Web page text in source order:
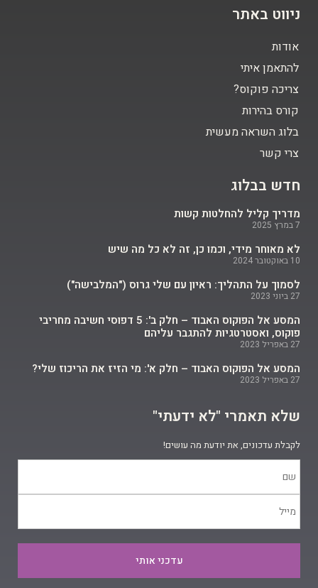
ניווט באתר
אודות
להתאמן איתי
צריכה פוקוס?
קורס בהירות
בלוג השראה מעשית
צרי קשר
חדש בבלוג
מדריך קליל להחלטות קשות
7 במרץ 2025
לא מאוחר מידי, וכמו כן, זה לא כל מה שיש
10 באוקטובר 2024
לסמוך על התהליך: ראיון עם שלי גרוס ("המלבישה")
27 ביוני 2023
המסע אל הפוקוס האבוד – חלק ב': 5 דפוסי חשיבה מחריבי
פוקוס, ואסטרטגיות להתגבר עליהם
27 באפריל 2023
המסע אל הפוקוס האבוד – חלק א': מי הזיז את הריכוז שלי?
27 באפריל 2023
שלא תאמרי "לא ידעתי"​
לקבלת עדכונים, את יודעת מה עושים!